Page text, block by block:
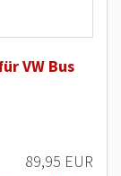
VW Bus
89,95 EUR